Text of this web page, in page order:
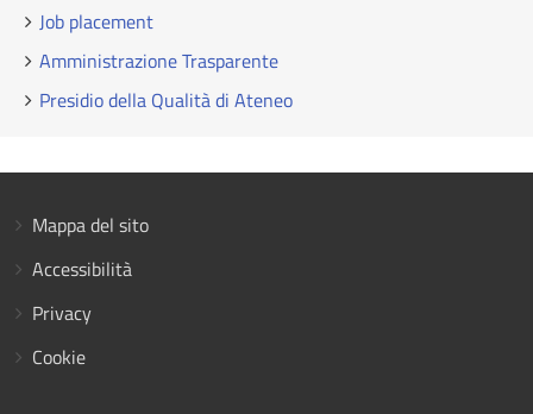
Job placement
Amministrazione Trasparente
Presidio della Qualità di Ateneo
Mappa del sito
Accessibilità
Privacy
Cookie